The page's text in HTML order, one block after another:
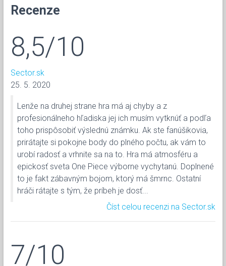
Recenze
8,5/10
Sector.sk
25. 5. 2020
Lenže na druhej strane hra má aj chyby a z
profesionálneho hľadiska jej ich musím vytknúť a podľa
toho prispôsobiť výslednú známku. Ak ste fanúšikovia,
prirátajte si pokojne body do plného počtu, ak vám to
urobí radosť a vrhnite sa na to. Hra má atmosféru a
epickosť sveta One Piece výborne vychytanú. Doplnené
to je fakt zábavným bojom, ktorý má šmrnc. Ostatní
hráči rátajte s tým, že príbeh je dosť...
Číst celou recenzi na Sector.sk
7/10